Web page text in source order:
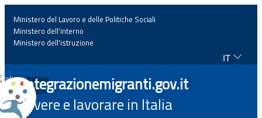
Home
News
Ministero del Lavoro e delle Politiche Sociali
Ministero dell'interno
Ministero dell'istruzione
IT
Italiano
English
Integrazionemigranti.gov.it
Vivere e lavorare in Italia